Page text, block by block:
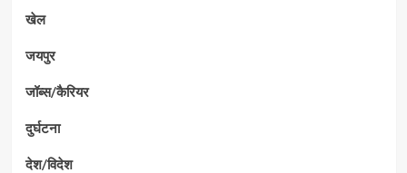
खेल
जयपुर
जॉब्स/कैरियर
दुर्घटना
देश/विदेश